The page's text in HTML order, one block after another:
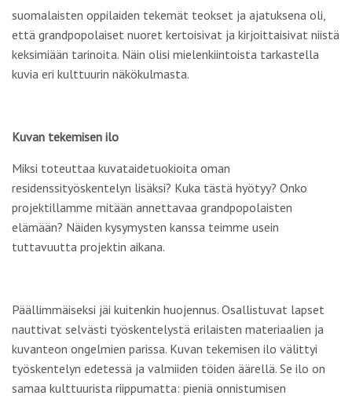
suomalaisten oppilaiden tekemät teokset ja ajatuksena oli,
että grandpopolaiset nuoret kertoisivat ja kirjoittaisivat niistä
keksimiään tarinoita. Näin olisi mielenkiintoista tarkastella
kuvia eri kulttuurin näkökulmasta.
Kuvan tekemisen ilo
Miksi toteuttaa kuvataidetuokioita oman
residenssityöskentelyn lisäksi? Kuka tästä hyötyy? Onko
projektillamme mitään annettavaa grandpopolaisten
elämään? Näiden kysymysten kanssa teimme usein
tuttavuutta projektin aikana.
Päällimmäiseksi jäi kuitenkin huojennus. Osallistuvat lapset
nauttivat selvästi työskentelystä erilaisten materiaalien ja
kuvanteon ongelmien parissa. Kuvan tekemisen ilo välittyi
työskentelyn edetessä ja valmiiden töiden äärellä. Se ilo on
samaa kulttuurista riippumatta: pieniä onnistumisen